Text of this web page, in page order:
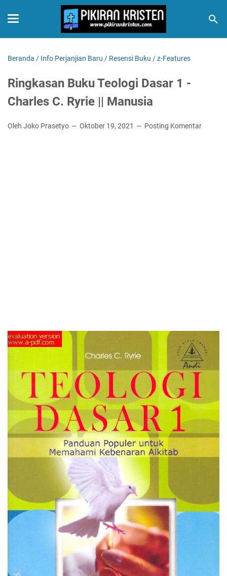
Beranda / Info Perjanjian Baru / Resensi Buku /z-Features
Ringkasan Buku Teologi Dasar 1 -
Charles C. Ryrie || Manusia
Oleh Joko Prasetyo Oktober 19, 2021 Posting Komentar